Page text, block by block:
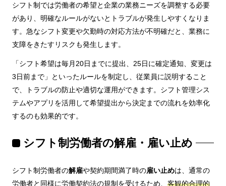
シフト制では労働者の希望と企業の業務ニーズを調整する必要
があり、明確なルールがないとトラブルが発生しやすくなりま
す。急なシフト変更や欠勤時の対応方法が不明確だと、業務に
支障をきたすリスクも発生します。
「シフト希望は毎月20日までに提出、25日に確定通知、変更は
3日前まで」といったルールを制定し、従業員に説明すること
で、トラブルの防止や適切な運用ができます。シフト管理シス
テムやアプリを活用して希望提出から決定までの流れを効率化
するのも効果的です。
シフト制労働者の解雇・雇い止め
シフト制労働者の解雇や契約期間満了時の雇い止めは、通常の
労働者と同様に労働契約法の規制を受けるため、 客観的合理的